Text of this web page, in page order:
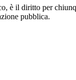
è il diritto per
pubblica.